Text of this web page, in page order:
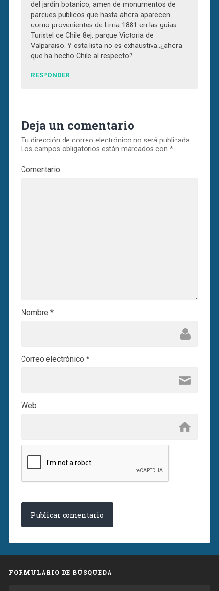
del jardin botanico, amen de monumentos de
parques publicos que hasta ahora aparecen
como provenientes de Lima 1881 en las guias
Turistel ce Chile 8ej. parque Victoria de
Valparaiso. Y esta lista no es exhaustiva..¿ahora
que ha hecho Chile al respecto?
RESPONDER
Deja un comentario
Tu dirección de correo electrónico no será publicada.
Los campos obligatorios están marcados con *
Comentario
Nombre *
Correo electrónico *
Web
FORMULARIO DE BÚSQUEDA